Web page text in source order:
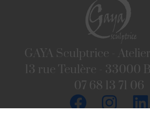
GAYA Sculptrice -
13 rue Teulère - 33000
07 68 13 71 06